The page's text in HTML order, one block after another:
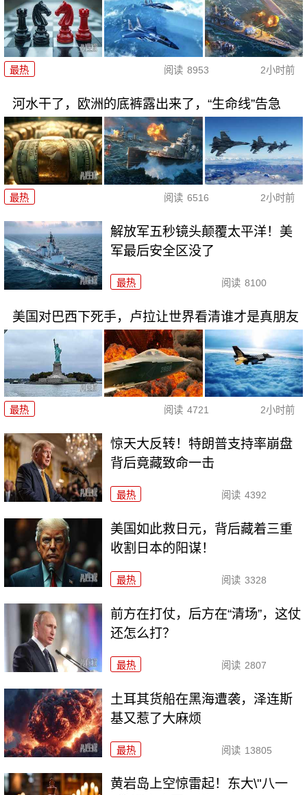
最热 阅读 8953 2小时前
河水干了，欧洲的底裤露出来了，“生命线”告急
最热 阅读 6516 2小时前
解放军五秒镜头颠覆太平洋！美
军最后安全区没了
最热 阅读 8100
美国对巴西下死手，卢拉让世界看清谁才是真朋友
最热 阅读 4721 2小时前
惊天大反转！特朗普支持率崩盘
背后竟藏致命一击
最热 阅读 4392
美国如此救日元，背后藏着三重
收割日本的阳谋！
最热 阅读 3328
前方在打仗，后方在“清场”，这仗
还怎么打？
最热 阅读 2807
土耳其货船在黑海遭袭，泽连斯
基又惹了大麻烦
最热 阅读 13805
黄岩岛上空惊雷起！东大\"八一